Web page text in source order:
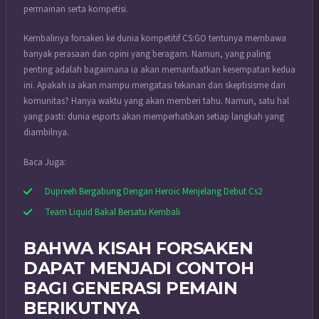
permainan serta kompetisi.
Kembalinya forsaken ke dunia kompetitif CS:GO tentunya membawa
banyak perasaan dan opini yang beragam. Namun, yang paling
penting adalah bagaimana ia akan memanfaatkan kesempatan kedua
ini. Apakah ia akan mampu mengatasi tekanan dan skeptisisme dari
komunitas? Hanya waktu yang akan memberi tahu. Namun, satu hal
yang pasti: dunia esports akan memperhatikan setiap langkah yang
diambilnya.
Baca Juga:
Dupreeh Bergabung Dengan Heroic Menjelang Debut Cs2
Team Liquid Bakal Bersatu Kembali
BAHWA KISAH FORSAKEN
DAPAT MENJADI CONTOH
BAGI GENERASI PEMAIN
BERIKUTNYA